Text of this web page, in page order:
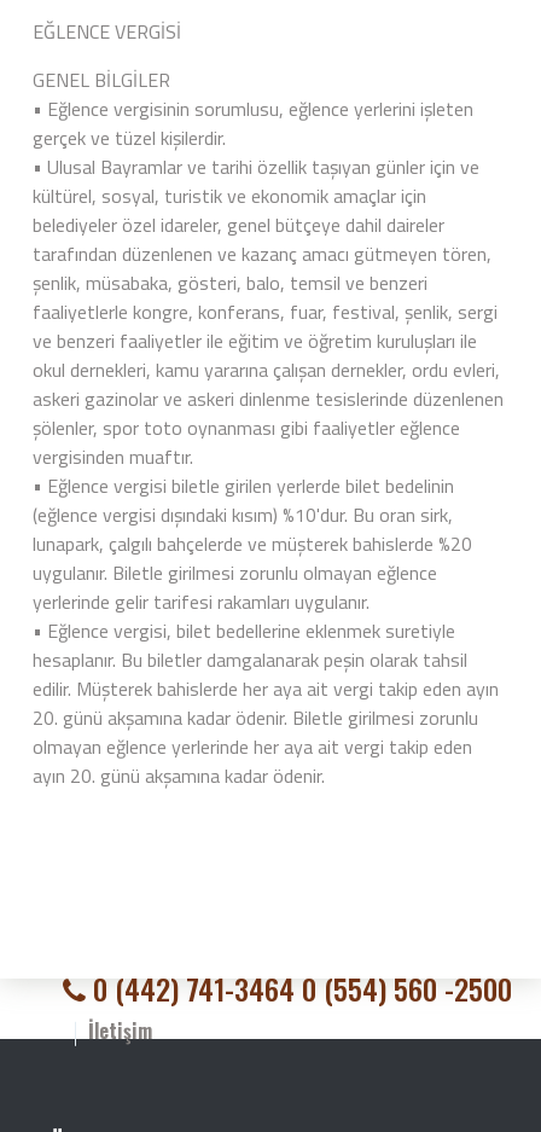
EĞLENCE VERGİSİ
GENEL BİLGİLER
• Eğlence vergisinin sorumlusu, eğlence yerlerini işleten
gerçek ve tüzel kişilerdir.
• Ulusal Bayramlar ve tarihi özellik taşıyan günler için ve
kültürel, sosyal, turistik ve ekonomik amaçlar için
belediyeler özel idareler, genel bütçeye dahil daireler
tarafından düzenlenen ve kazanç amacı gütmeyen tören,
şenlik, müsabaka, gösteri, balo, temsil ve benzeri
faaliyetlerle kongre, konferans, fuar, festival, şenlik, sergi
ve benzeri faaliyetler ile eğitim ve öğretim kuruluşları ile
okul dernekleri, kamu yararına çalışan dernekler, ordu evleri,
askeri gazinolar ve askeri dinlenme tesislerinde düzenlenen
şölenler, spor toto oynanması gibi faaliyetler eğlence
vergisinden muaftır.
• Eğlence vergisi biletle girilen yerlerde bilet bedelinin
(eğlence vergisi dışındaki kısım) %10'dur. Bu oran sirk,
lunapark, çalgılı bahçelerde ve müşterek bahislerde %20
uygulanır. Biletle girilmesi zorunlu olmayan eğlence
yerlerinde gelir tarifesi rakamları uygulanır.
• Eğlence vergisi, bilet bedellerine eklenmek suretiyle
hesaplanır. Bu biletler damgalanarak peşin olarak tahsil
edilir. Müşterek bahislerde her aya ait vergi takip eden ayın
20. günü akşamına kadar ödenir. Biletle girilmesi zorunlu
olmayan eğlence yerlerinde her aya ait vergi takip eden
ayın 20. günü akşamına kadar ödenir.
0 (442) 741-3464 0 (554) 560 -2500
İletişim